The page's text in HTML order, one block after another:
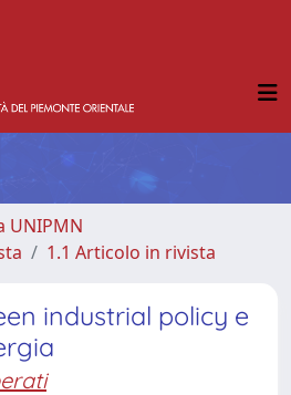
UNIPMN
1.1 Articolo in rivista
industrial policy e